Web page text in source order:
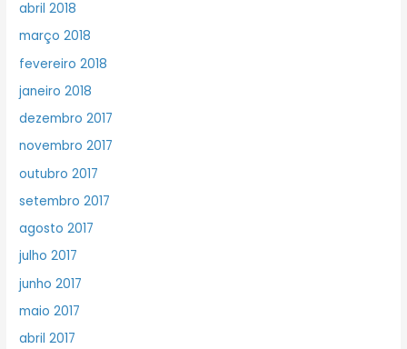
abril 2018
março 2018
fevereiro 2018
janeiro 2018
dezembro 2017
novembro 2017
outubro 2017
setembro 2017
agosto 2017
julho 2017
junho 2017
maio 2017
abril 2017